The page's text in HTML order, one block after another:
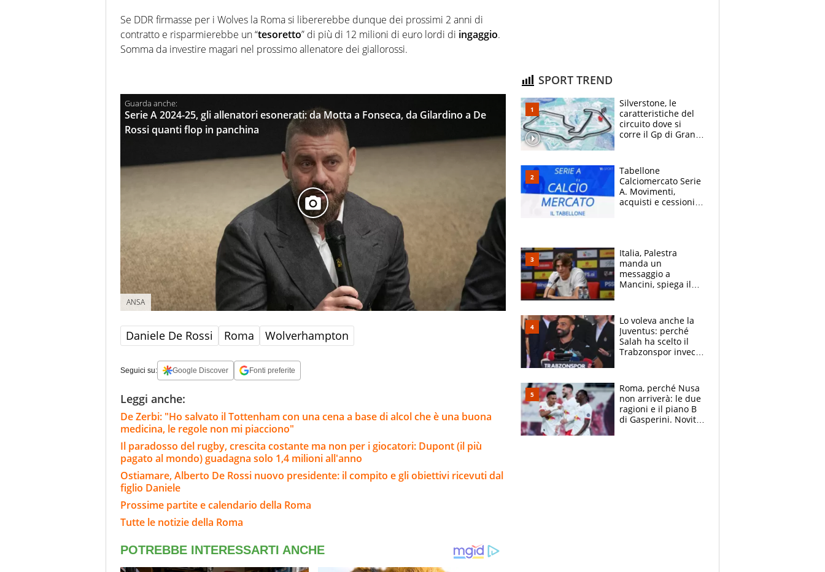
Se DDR firmasse per i Wolves la Roma si libererebbe dunque dei prossimi 2 anni di
contratto e risparmierebbe un “tesoretto” di più di 12 milioni di euro lordi di ingaggio.
Somma da investire magari nel prossimo allenatore dei giallorossi.
Serie A 2024-25, gli allenatori esonerati: da Motta a Fonseca, da Gilardino a De
Rossi quanti flop in panchina
ANSA
Daniele De Rossi Roma Wolverhampton
Seguici su: Google Discover Fonti preferite
Leggi anche:
De Zerbi: "Ho salvato il Tottenham con una cena a base di alcol che è una buona
medicina, le regole non mi piacciono"
Il paradosso del rugby, crescita costante ma non per i giocatori: Dupont (il più
pagato al mondo) guadagna solo 1,4 milioni all'anno
Ostiamare, Alberto De Rossi nuovo presidente: il compito e gli obiettivi ricevuti dal
figlio Daniele
Prossime partite e calendario della Roma
Tutte le notizie della Roma
SPORT TREND
Silverstone, le
caratteristiche del
circuito dove si
corre il Gp di Gran
Tabellone
Calciomercato Serie
A. Movimenti,
acquisti e cessioni:
Italia, Palestra
manda un
messaggio a
Mancini, spiega il
l'alleanza con
Donnarumma
Lo voleva anche la
Juventus: perché
Salah ha scelto il
Trabzonspor invece
Roma, perché Nusa
non arriverà: le due
ragioni e il piano B
di Gasperini. Novità